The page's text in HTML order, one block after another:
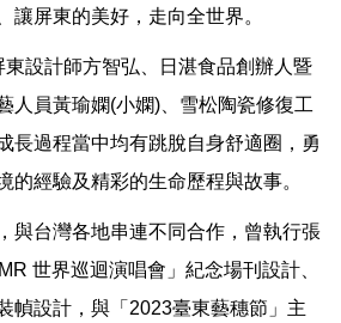
讓屏東的美好，走向全世界。
設計師方智弘、日湛食品創辦人暨
人員黃瑜嫻(小嫻)、雪松陶瓷修復工
長過程當中均有跳脫自身舒適圈，勇
的經驗及精彩的生命歷程與故事。
與台灣各地串連不同合作，曾執行張
世界巡迴演唱會」紀念場刊設計、
幀設計，與「2023臺東藝穗節」主